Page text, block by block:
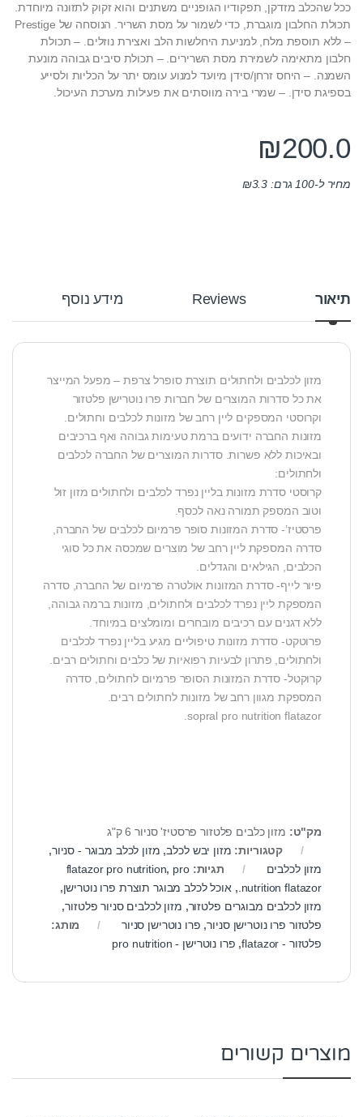
ככל שהכלב מזדקן, תפקודיו הגופניים משתנים והוא זקוק לתזונה מיוחדת.
תכולת החלבון מוגברת, כדי לשמור על מסת השריר. הנוסחה של Prestige
– ללא תוספת מלח, למניעת היחלשות הלב ואצירת נוזלים. – תכולת
חלבון מתאימה לשמירת מסת השרירים. – תכולת סיבים גבוהה מונעת
השמנה. – היחס זרחן/סידן מיועד למנוע עומס יתר על הכליות ולסייע
בספיגת סידן. – שמרי בירה מווסתים את פעילות מערכת העיכול.
₪200.0
מחיר ל-100 גרם: ₪3.3
תיאור Reviews מידע נוסף
מזון לכלבים ולחתולים תוצרת סופרל צרפת – מפעל המייצר
את כל סדרות המוצרים של חברות פרו נוטרישן פלטזור
וקרוסטי המספקים ליין רחב של מזונות לכלבים וחתולים.
מזונות החברה ידועים ברמת טעימות גבוהה ואף ברכיבים
ובאיכות ללא פשרות. סדרות המוצרים של החברה לכלבים
ולחתולים:
קרוסטי סדרת מזונות בליין נפרד לכלבים ולחתולים מזון זול
וטוב המספק תמורה נאה לכסף.
פרסטיז’- סדרת המזונות סופר פרמיום לכלבים של החברה,
סדרה המספקת ליין רחב של מוצרים שמכסה את כל סוגי
הכלבים, הגילאים והגדלים.
פיור לייף- סדרת המזונות אולטרה פרמיום של החברה, סדרה
המספקת ליין נפרד לכלבים ולחתולים, מזונות ברמה גבוהה,
ללא דגנים עם רכיבים מובחרים ומומלצים במיוחד.
פרוטקט- סדרת מזונות טיפוליים מגיע בליין נפרד לכלבים
ולחתולים, פתרון לבעיות רפואיות של כלבים וחתולים רבים.
קרוקטל- סדרת המזונות הסופר פרמיום לחתולים, סדרה
המספקת מגוון רחב של מזונות לחתולים רבים.
sopral pro nutrition flatazor.
מק"ט: מזון כלבים פלטזור פרסטיז' סניור 6 ק"ג
קטגוריות: מזון יבש לכלב, מזון לכלב מבוגר - סניור,
מזון לכלבים
תגיות: flatazor pro nutrition, pro
nutrition flatazor.
,אוכל לכלב מבוגר תוצרת פרו נוטרישן,
מזון לכלבים מבוגרים פלטזור, מזון לכלבים סניור פלטזור,
פלטזור פרו נוטרישן סניור, פרו נוטרישן סניור
מותג:
פלטזור - flatazor
, פרו נוטרישן - pro nutrition
מוצרים קשורים